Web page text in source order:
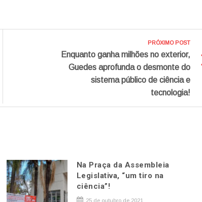
PRÓXIMO POST
Enquanto ganha milhões no exterior,
Guedes aprofunda o desmonte do
sistema público de ciência e
tecnologia!
Na Praça da Assembleia
Legislativa, “um tiro na
ciência”!
25 de outubro de 2021